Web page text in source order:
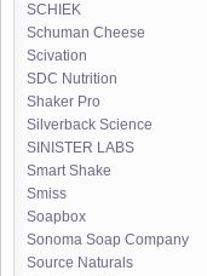
SCHIEK
Schuman Cheese
Scivation
SDC Nutrition
Shaker Pro
Silverback Science
SINISTER LABS
Smart Shake
Smiss
Soapbox
Sonoma Soap Company
Source Naturals